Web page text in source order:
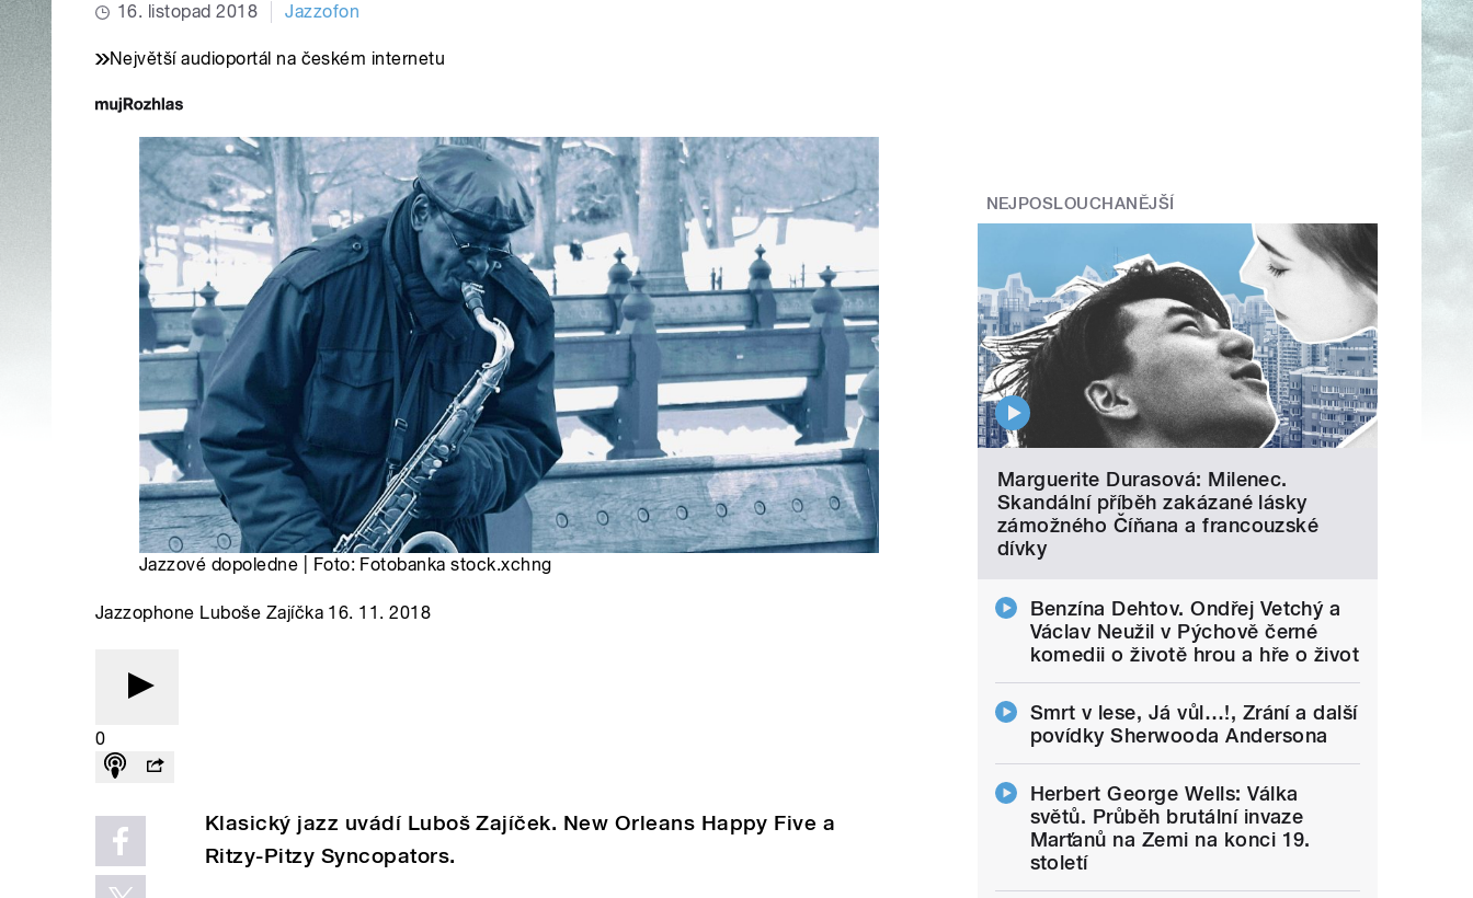
16. listopad 2018 Jazzofon
Největší audioportál na českém internetu
Jazzové dopoledne | Foto: Fotobanka stock.xchng
Jazzophone Luboše Zajíčka 16. 11. 2018
0
Klasický jazz uvádí Luboš Zajíček. New Orleans Happy Five a
Ritzy-Pitzy Syncopators.
NEJPOSLOUCHANĚJŠÍ
Marguerite Durasová: Milenec.
Skandální příběh zakázané lásky
zámožného Číňana a francouzské
dívky
Benzína Dehtov. Ondřej Vetchý a
Václav Neužil v Pýchově černé
komedii o životě hrou a hře o život
Smrt v lese, Já vůl…!, Zrání a další
povídky Sherwooda Andersona
Herbert George Wells: Válka
světů. Průběh brutální invaze
Marťanů na Zemi na konci 19.
století